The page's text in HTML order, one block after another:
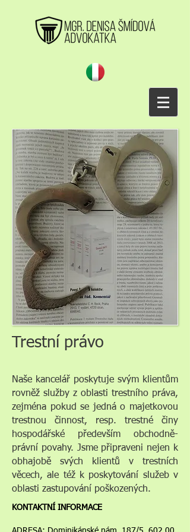
Trestní právo
Naše kancelář poskytuje svým klientům
rovněž služby z oblasti trestního práva,
zejména pokud se jedná o majetkovou
trestnou činnost, resp. trestné činy
hospodářské především obchodně-
právní povahy. Jsme připraveni nejen k
obhajobě svých klientů v trestních
věcech, ale též k poskytování služeb v
oblasti zastupování poškozených.
KONTAKTNÍ INFORMACE